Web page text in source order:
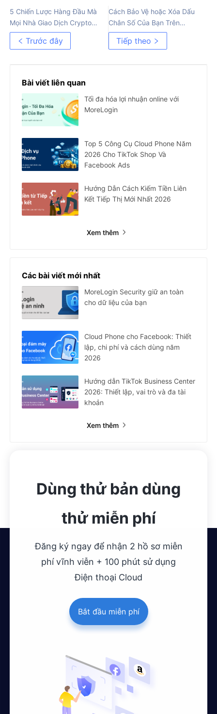
5 Chiến Lược Hàng Đầu Mà
Mọi Nhà Giao Dịch Crypto
Arbitrage Nên Biết
Trước đây
Cách Bảo Vệ hoặc Xóa Dấu
Chân Số Của Bạn Trên
Internet
Tiếp theo
Bài viết liên quan
Tối đa hóa lợi nhuận online với
MoreLogin
Top 5 Công Cụ Cloud Phone Năm
2026 Cho TikTok Shop Và
Facebook Ads
Hướng Dẫn Cách Kiếm Tiền Liên
Kết Tiếp Thị Mới Nhất 2026
Xem thêm
Các bài viết mới nhất
MoreLogin Security giữ an toàn
cho dữ liệu của bạn
Cloud Phone cho Facebook: Thiết
lập, chi phí và cách dùng năm
2026
Hướng dẫn TikTok Business Center
2026: Thiết lập, vai trò và đa tài
khoản
Xem thêm
Dùng thử bản dùng
thử miễn phí
Đăng ký ngay để nhận 2 hồ sơ miễn
phí vĩnh viễn + 100 phút sử dụng
Điện thoại Cloud
Bắt đầu miễn phí